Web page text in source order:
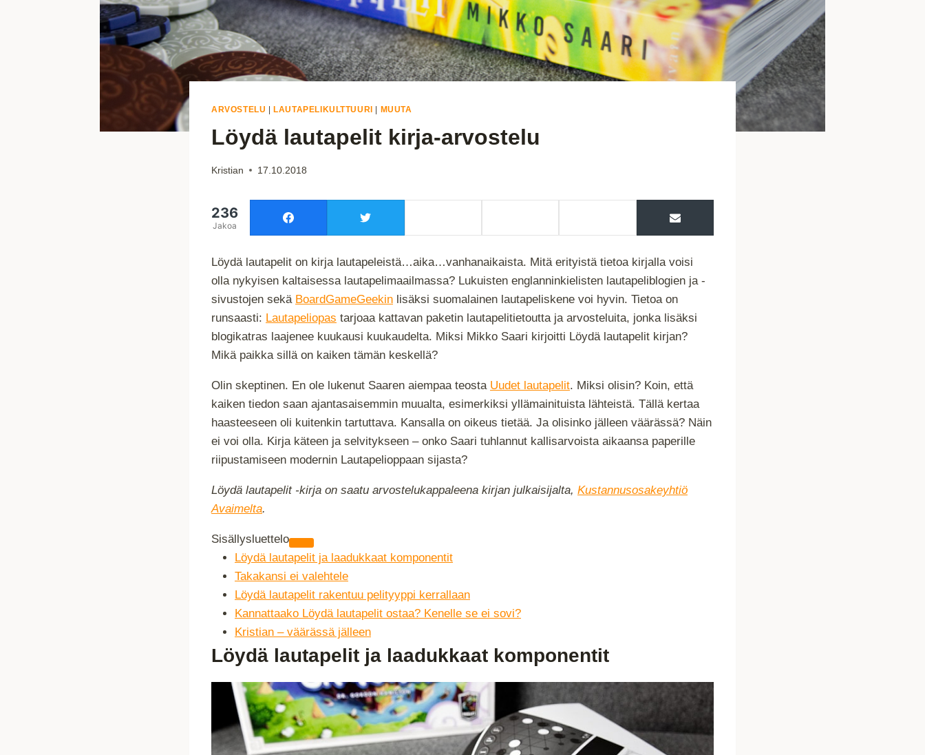
ARVOSTELU LAUTAPELIKULTTUURI MUUTA
Löydä lautapelit kirja-arvostelu
Kristian 17.10.2018
236
Jakoa
Löydä lautapelit on kirja lautapeleistä…aika…vanhanaikaista. Mitä erityistä tietoa kirjalla voisi
olla nykyisen kaltaisessa lautapelimaailmassa? Lukuisten englanninkielisten lautapeliblogien ja -
sivustojen sekä BoardGameGeekin lisäksi suomalainen lautapeliskene voi hyvin. Tietoa on
runsaasti: Lautapeliopas tarjoaa kattavan paketin lautapelitietoutta ja arvosteluita, jonka lisäksi
blogikatras laajenee kuukausi kuukaudelta. Miksi Mikko Saari kirjoitti Löydä lautapelit kirjan?
Mikä paikka sillä on kaiken tämän keskellä?
Olin skeptinen. En ole lukenut Saaren aiempaa teosta Uudet lautapelit. Miksi olisin? Koin, että
kaiken tiedon saan ajantasaisemmin muualta, esimerkiksi yllämainituista lähteistä. Tällä kertaa
haasteeseen oli kuitenkin tartuttava. Kansalla on oikeus tietää. Ja olisinko jälleen väärässä? Näin
ei voi olla. Kirja käteen ja selvitykseen – onko Saari tuhlannut kallisarvoista aikaansa paperille
riipustamiseen modernin Lautapelioppaan sijasta?
Löydä lautapelit -kirja on saatu arvostelukappaleena kirjan julkaisijalta, Kustannusosakeyhtiö
Avaimelta.
Sisällysluettelo
Löydä lautapelit ja laadukkaat komponentit
Takakansi ei valehtele
Löydä lautapelit rakentuu pelityyppi kerrallaan
Kannattaako Löydä lautapelit ostaa? Kenelle se ei sovi?
Kristian – väärässä jälleen
Löydä lautapelit ja laadukkaat komponentit